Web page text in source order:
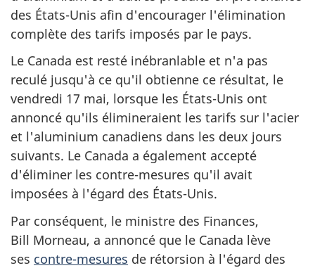
des États-Unis afin d'encourager l'élimination
complète des tarifs imposés par le pays.
Le Canada est resté inébranlable et n'a pas
reculé jusqu'à ce qu'il obtienne ce résultat, le
vendredi 17 mai, lorsque les États-Unis ont
annoncé qu'ils élimineraient les tarifs sur l'acier
et l'aluminium canadiens dans les deux jours
suivants. Le Canada a également accepté
d'éliminer les contre-mesures qu'il avait
imposées à l'égard des États-Unis.
Par conséquent, le ministre des Finances,
Bill Morneau, a annoncé que le Canada lève
ses contre-mesures de rétorsion à l'égard des